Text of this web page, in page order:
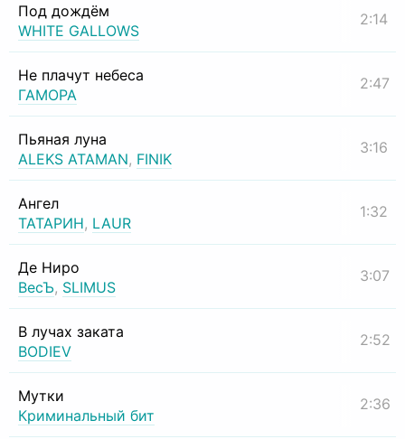
Под дождём
WHITE GALLOWS
2:14
Не плачут небеса
ГАМОРА
2:47
Пьяная луна
ALEKS ATAMAN, FINIK
3:16
Ангел
ТАТАРИН, LAUR
1:32
Де Ниро
ВесЪ, SLIMUS
3:07
В лучах заката
BODIEV
2:52
Мутки
Криминальный бит
2:36